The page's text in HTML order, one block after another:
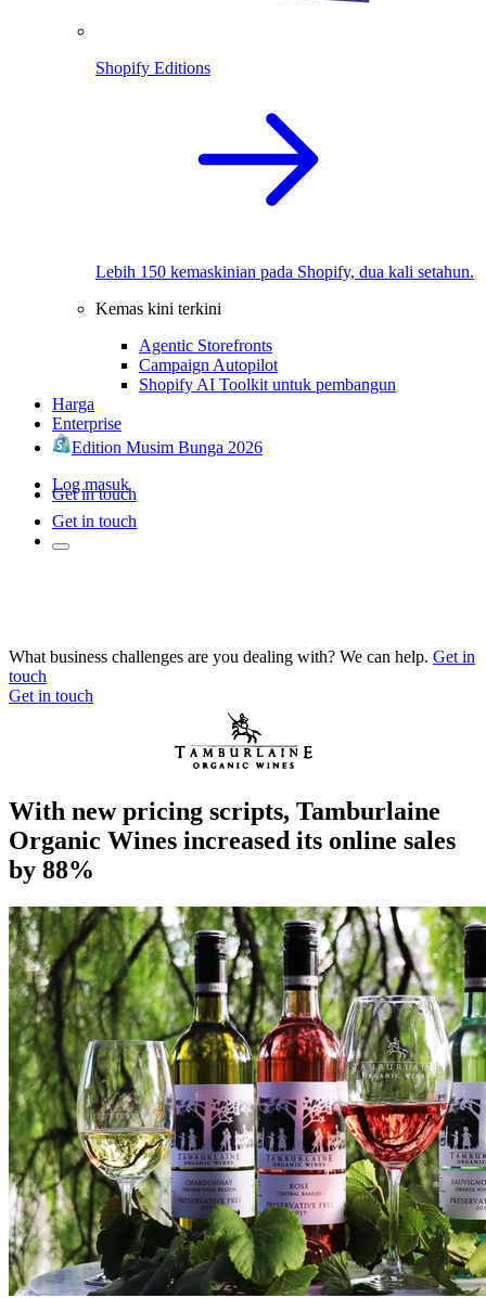
Shopify Editions
Lebih 150 kemaskinian pada Shopify, dua kali setahun.
Kemas kini terkini
Agentic Storefronts
Campaign Autopilot
Shopify AI Toolkit untuk pembangun
Harga
Enterprise
Edition Musim Bunga 2026
Log masuk
Get in touch
Get in touch
What business challenges are you dealing with? We can help. Get in
touch
Get in touch
With new pricing scripts, Tamburlaine
Organic Wines increased its online sales
by 88%